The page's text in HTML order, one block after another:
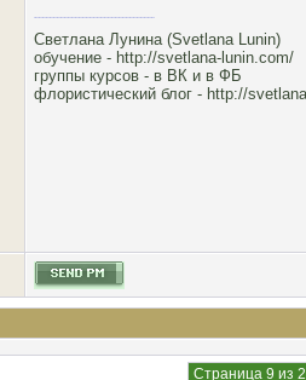
Светлана Лунина (Svetlana Lunin)
обучение - http://svetlana-lunin.com/
группы курсов - в ВК и в ФБ
флористический блог - http://
Страница 9 из